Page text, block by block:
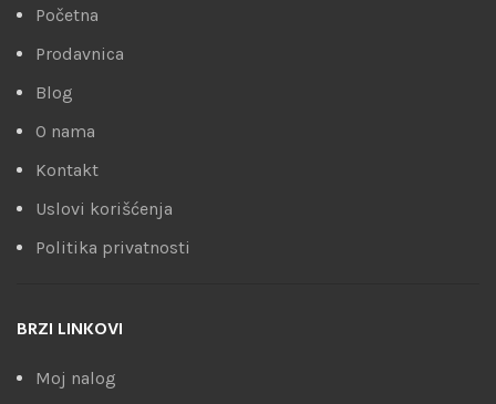
Početna
Prodavnica
Blog
O nama
Kontakt
Uslovi korišćenja
Politika privatnosti
BRZI LINKOVI
Moj nalog